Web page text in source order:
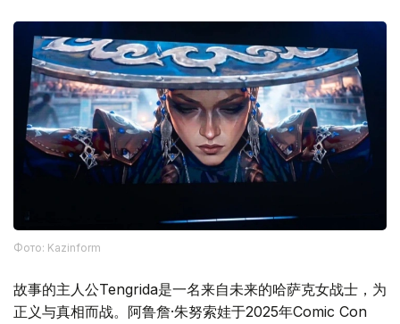
Фото: Kazinform
故事的主人公Tengrida是一名来自未来的哈萨克女战士，为
正义与真相而战。阿鲁詹·朱努索娃于2025年Comic Con